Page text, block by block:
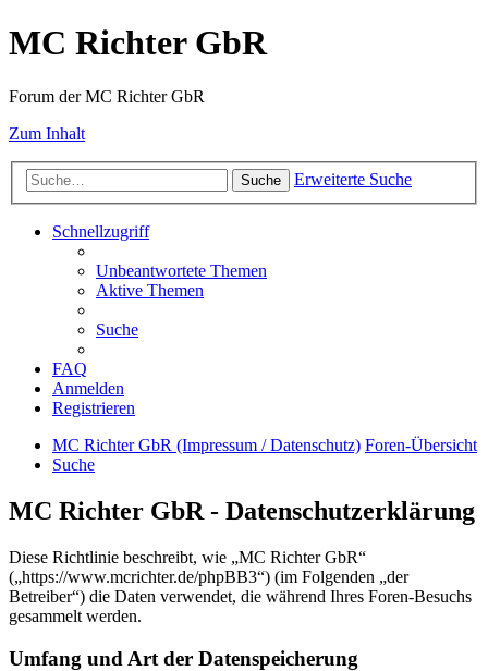
MC Richter GbR
Forum der MC Richter GbR
Zum Inhalt
Suche Erweiterte Suche
Schnellzugriff
Unbeantwortete Themen
Aktive Themen
Suche
FAQ
Anmelden
Registrieren
MC Richter GbR (Impressum / Datenschutz) Foren-Übersicht
Suche
MC Richter GbR - Datenschutzerklärung
Diese Richtlinie beschreibt, wie „MC Richter GbR“
(„https://www.mcrichter.de/phpBB3“) (im Folgenden „der
Betreiber“) die Daten verwendet, die während Ihres Foren-Besuchs
gesammelt werden.
Umfang und Art der Datenspeicherung